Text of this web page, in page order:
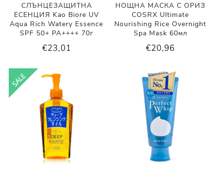
СЛЪНЦЕЗАЩИТНА
ЕСЕНЦИЯ Kao Biore UV
Aqua Rich Watery Essence
SPF 50+ PA++++ 70г
€23,01
НОЩНА МАСКА С ОРИЗ
COSRX Ultimate
Nourishing Rice Overnight
Spa Mask 60мл
€20,96